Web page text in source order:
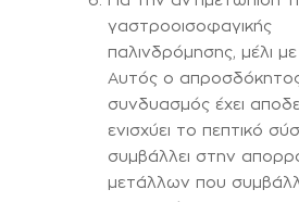
γαστροοισοφαγικής
παλινδρόμησης, μέλι με
Αυτός ο
συνδυασμός έχει
ενισχύει το πεπτικό
συμβάλλει στην
μετάλλων που